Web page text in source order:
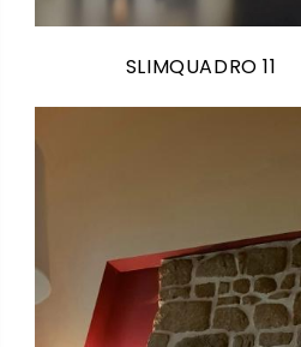
SLIMQUADRO 11